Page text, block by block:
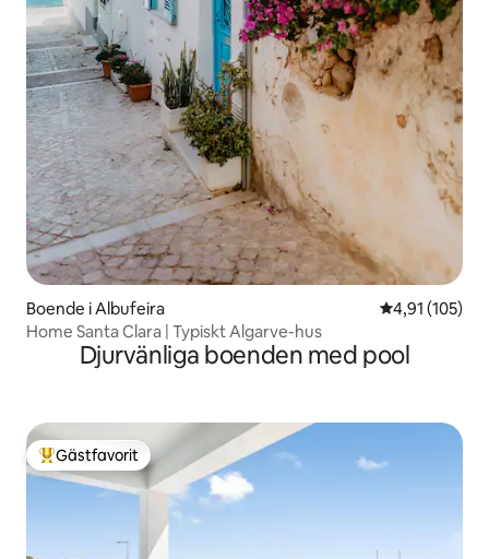
Boende i Albufeira 4,91 av 5 i
4,91 (105)
Home Santa Clara | Typiskt Algarve-hus
Djurvänliga boenden med pool
Populär gästfavorit
Gästfavorit